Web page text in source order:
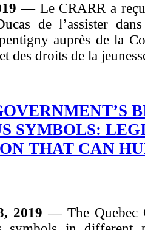
— Le CRARR a
de l’assister
auprès de la
des droits de la
SYMBOLS:
THAT CAN
2019— The Quebec